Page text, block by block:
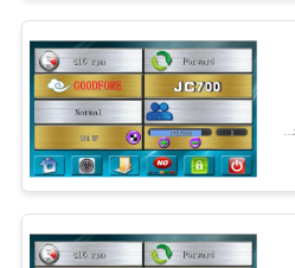
USD1200-1500/set MOQ:1 مجموعة